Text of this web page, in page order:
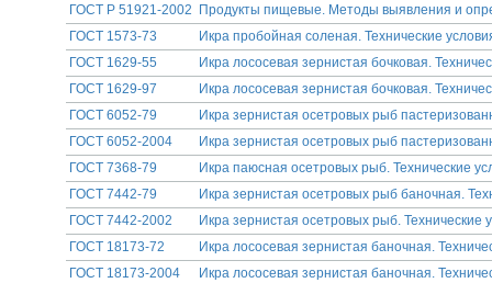
ГОСТ Р 51921-2002
Продукты пищевые. Методы выявления и
ГОСТ 1573-73
Икра пробойная соленая. Технические
ГОСТ 1629-55
Икра лососевая зернистая бочковая.
ГОСТ 1629-97
Икра лососевая зернистая бочковая.
ГОСТ 6052-79
Икра зернистая осетровых рыб
ГОСТ 6052-2004
Икра зернистая осетровых рыб
ГОСТ 7368-79
Икра паюсная осетровых рыб. Технические
ГОСТ 7442-79
Икра зернистая осетровых рыб баночная.
ГОСТ 7442-2002
Икра зернистая осетровых рыб. Технические
ГОСТ 18173-72
Икра лососевая зернистая баночная.
ГОСТ 18173-2004
Икра лососевая зернистая баночная.